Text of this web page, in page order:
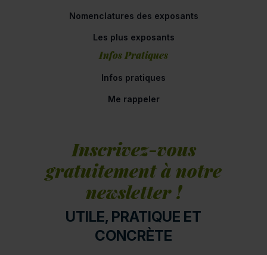
Nomenclatures des exposants
Les plus exposants
Infos Pratiques
Infos pratiques
Me rappeler
Inscrivez-vous
gratuitement à notre
newsletter !
UTILE, PRATIQUE ET
CONCRÈTE